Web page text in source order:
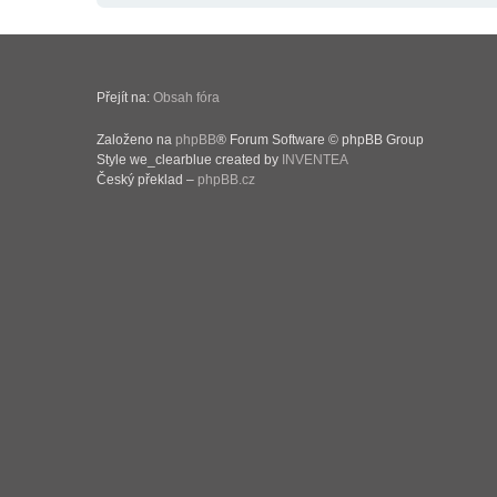
Přejít na: Obsah fóra
Založeno na phpBB® Forum Software © phpBB Group
Style we_clearblue created by INVENTEA
Český překlad – phpBB.cz